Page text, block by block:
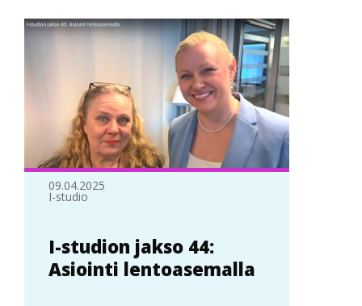
09.04.2025
I-studio
I-studion jakso 44:
Asiointi lentoasemalla